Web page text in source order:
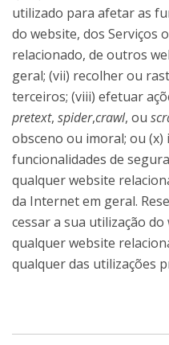
utilizado para afetar as
do website, dos Serviços
relacionado, de outros
geral; (vii) recolher ou
terceiros; (viii) efetuar
pretext, spider,crawl, ou
obsceno ou imoral; ou
funcionalidades de
qualquer website
da Internet em geral.
cessar a sua utilização
qualquer website
qualquer das utilizações